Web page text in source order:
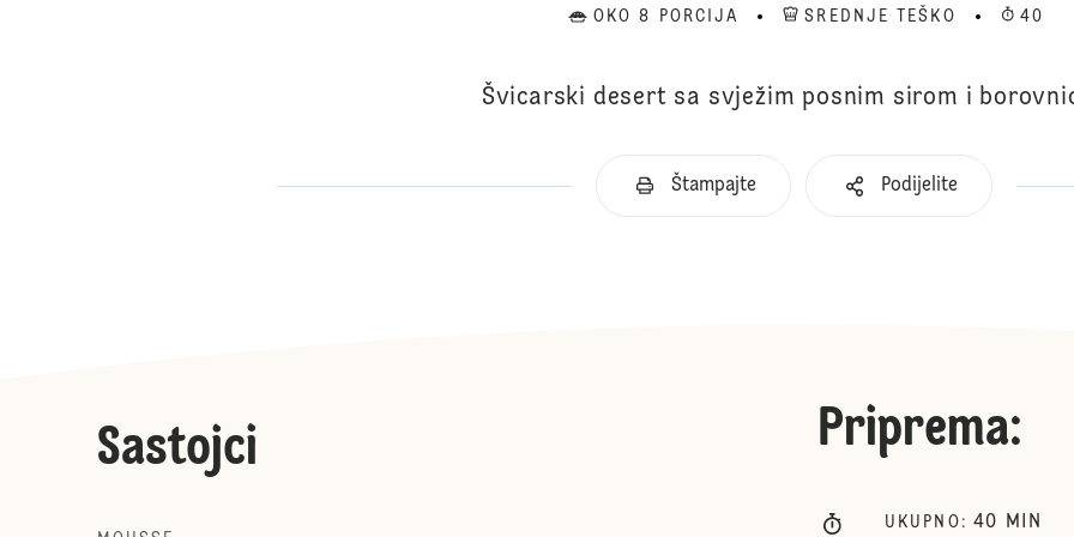
OKO 8 PORCIJA SREDNJE TEŠKO 40
Švicarski desert sa svježim posnim sirom i
Štampajte Podijelite
Sastojci Priprema:
UKUPNO : 40 MIN